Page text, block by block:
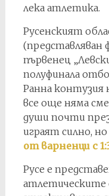
лека атлетика.
Русенският
(представляван
първенец
полуфинала
Ранна контузия
все още няма
души почти
играят силно,
от варненци с
Русе е
атлетическите